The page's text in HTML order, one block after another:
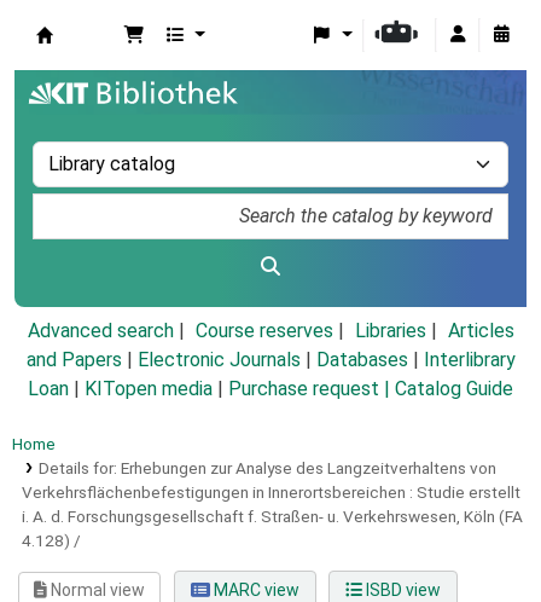
Advanced search Course reserves Libraries
Articles
and Papers
Electronic Journals Databases
Interlibrary
Loan
KITopen media Purchase request | Catalog Guide
Home
Details for: Erhebungen zur Analyse des Langzeitverhaltens von
Verkehrsflächenbefestigungen in Innerortsbereichen : Studie erstellt
i. A. d. Forschungsgesellschaft f. Straßen- u. Verkehrswesen, Köln (FA
4.128) /
Normal view MARC view ISBD view